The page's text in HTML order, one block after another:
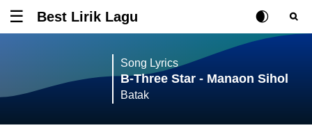
Tombol untuk membuka atau menutup menu
Best Lirik Lagu Rubah Posisi
Tombol
Song Lyrics
B-Three Star - Manaon Sihol
Batak